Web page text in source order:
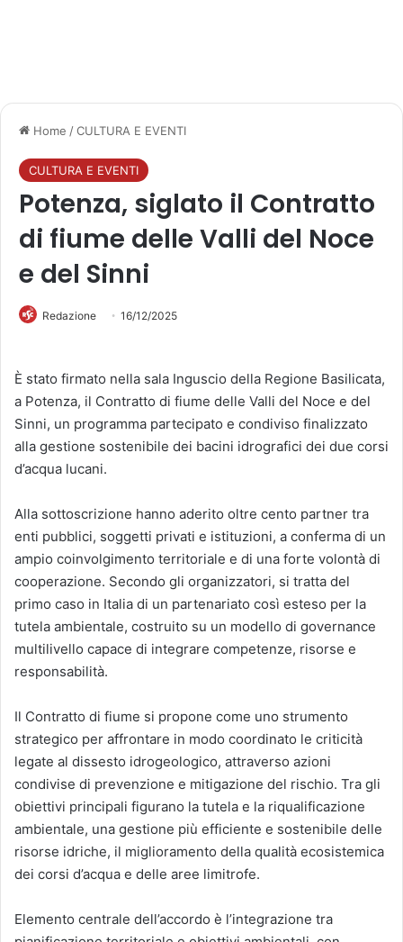
Home /CULTURA E EVENTI
CULTURA E EVENTI
Potenza, siglato il Contratto
di fiume delle Valli del Noce
e del Sinni
Redazione 16/12/2025
È stato firmato nella sala Inguscio della Regione Basilicata,
a Potenza, il Contratto di fiume delle Valli del Noce e del
Sinni, un programma partecipato e condiviso finalizzato
alla gestione sostenibile dei bacini idrografici dei due corsi
d’acqua lucani.
Alla sottoscrizione hanno aderito oltre cento partner tra
enti pubblici, soggetti privati e istituzioni, a conferma di un
ampio coinvolgimento territoriale e di una forte volontà di
cooperazione. Secondo gli organizzatori, si tratta del
primo caso in Italia di un partenariato così esteso per la
tutela ambientale, costruito su un modello di governance
multilivello capace di integrare competenze, risorse e
responsabilità.
Il Contratto di fiume si propone come uno strumento
strategico per affrontare in modo coordinato le criticità
legate al dissesto idrogeologico, attraverso azioni
condivise di prevenzione e mitigazione del rischio. Tra gli
obiettivi principali figurano la tutela e la riqualificazione
ambientale, una gestione più efficiente e sostenibile delle
risorse idriche, il miglioramento della qualità ecosistemica
dei corsi d’acqua e delle aree limitrofe.
Elemento centrale dell’accordo è l’integrazione tra